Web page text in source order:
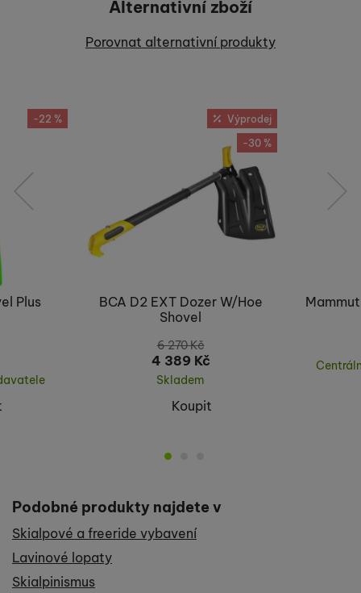
Recenze
Alternativní zboží
Porovnat alternativní produkty
následující
Výprodej
-30 %
BCA D2 EXT Dozer W/Hoe
Shovel
6 270Kč
4 389 Kč
Skladem
Koupit
-22 %
Plus
Podobné produkty najdete v
Skialpové a freeride vybavení
Lavinové lopaty
Skialpinismus